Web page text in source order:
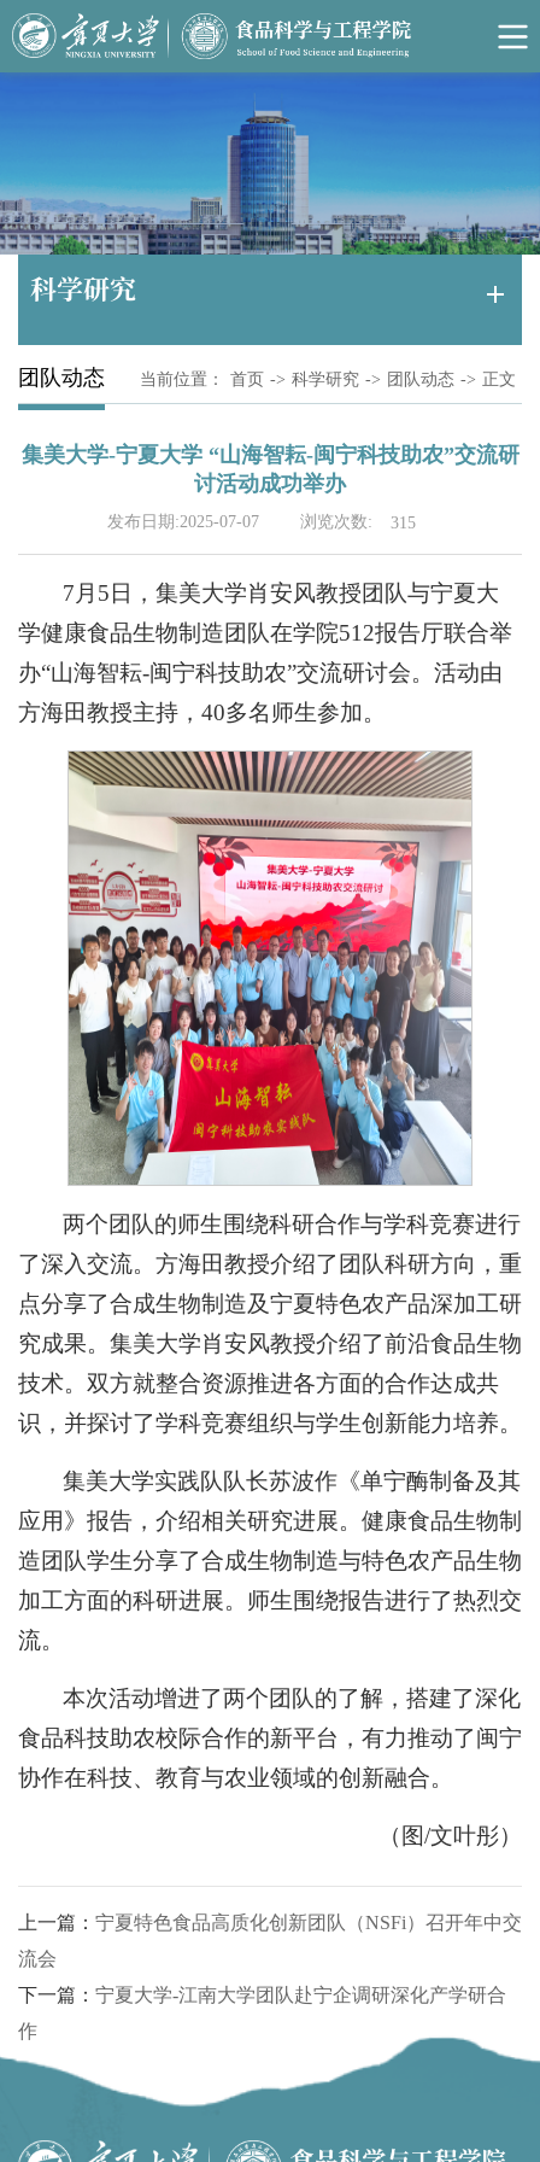
科学研究
团队动态 当前位置： 首页 -> 科学研究 -> 团队动态 -> 正文
集美大学-宁夏大学 “山海智耘-闽宁科技助农”交流研
讨活动成功举办
发布日期:2025-07-07 浏览次数: 315
7月5日，集美大学肖安风教授团队与宁夏大
学健康食品生物制造团队在学院512报告厅联合举
办“山海智耘-闽宁科技助农”交流研讨会。活动由
方海田教授主持，40多名师生参加。
两个团队的师生围绕科研合作与学科竞赛进行
了深入交流。方海田教授介绍了团队科研方向，重
点分享了合成生物制造及宁夏特色农产品深加工研
究成果。集美大学肖安风教授介绍了前沿食品生物
技术。双方就整合资源推进各方面的合作达成共
识，并探讨了学科竞赛组织与学生创新能力培养。
集美大学实践队队长苏波作《单宁酶制备及其
应用》报告，介绍相关研究进展。健康食品生物制
造团队学生分享了合成生物制造与特色农产品生物
加工方面的科研进展。师生围绕报告进行了热烈交
流。
本次活动增进了两个团队的了解，搭建了深化
食品科技助农校际合作的新平台，有力推动了闽宁
协作在科技、教育与农业领域的创新融合。
（图/文叶彤）
上一篇： 宁夏特色食品高质化创新团队（NSFi）召开年中交
流会
下一篇： 宁夏大学-江南大学团队赴宁企调研深化产学研合
作